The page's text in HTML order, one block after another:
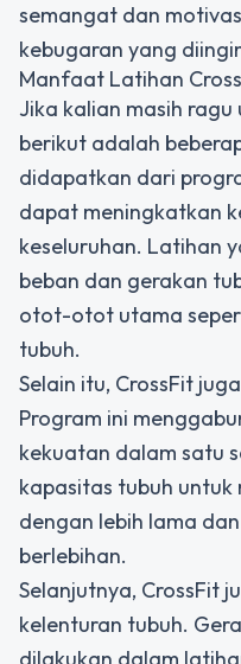
semangat dan
kebugaran yang
Manfaat Latihan
Jika kalian masih ragu
berikut adalah
didapatkan dari
dapat meningkatkan
keseluruhan. Latihan
beban dan gerakan
otot-otot utama
tubuh.
Selain itu, CrossFit
Program ini
kekuatan dalam satu
kapasitas tubuh
dengan lebih lama
berlebihan.
Selanjutnya, CrossFit
kelenturan tubuh.